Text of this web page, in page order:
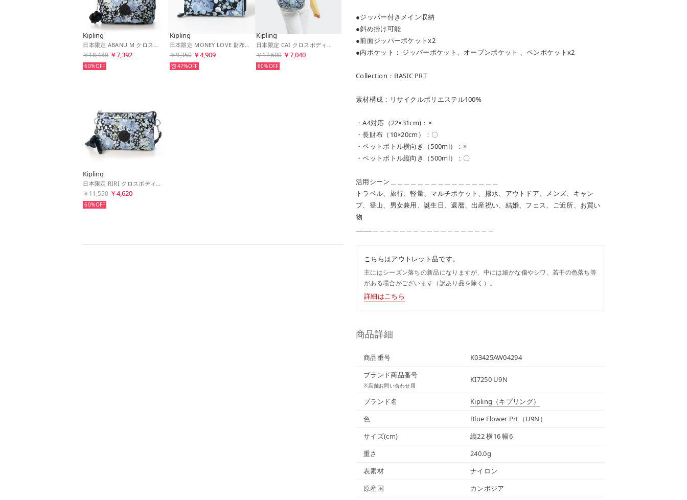
Kipling
日本限定 ABANU M クロスボディバッグ （Blue Flower Prt）
￥18,480 ￥7,392
60%
Kipling
日本限定 MONEY LOVE 財布 （Blue Flower Prt）
￥9,350 ￥4,909
47%
Kipling
日本限定 CAI クロスボディバッグ （Blue Flower Prt）
￥17,600 ￥7,040
60%
Kipling
日本限定 RIRI クロスボディバッグ トラベルアクセサリー （Blue Flower Prt）
￥11,550 ￥4,620
60%
●ジッパー付きメイン収納
●斜め掛け可能
●前面ジッパーポケットx2
●内ポケット： ジッパーポケット、オープンポケット 、ペンポケットx2
Collection：BASIC PRT
素材構成：リサイクルポリエステル100%
・A4対応（22×31cm)：×
・長財布（10×20cm）：〇
・ペットボトル横向き（500ml）：×
・ペットボトル縦向き（500ml）：〇
活用シーン＿＿＿＿＿＿＿＿＿＿＿＿＿＿＿＿
トラベル、旅行、軽量、マルチポケット、撥水、アウトドア、メンズ、キャン
プ、登山、男女兼用、誕生日、還暦、出産祝い、結婚、フェス、ご近所、お買い
物
こちらはアウトレット品です。
主にはシーズン落ちの新品になりますが、中には細かな傷やシワ、若干の色落ち等
がある場合がございます（訳あり品を除く）。
詳細はこちら
商品詳細
商品番号
K03425AW04294
ブランド商品番号
※店舗お問い合わせ用
KI7250 U9N
ブランド名 Kipling （キプリング）
色
Blue Flower Prt（U9N）
サイズ(cm)
縦22 横16 幅6
重さ
240.0g
表素材
ナイロン
原産国
カンボジア